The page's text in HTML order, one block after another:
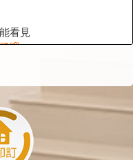
看見
哦
，請問可以代收烤肉材
點